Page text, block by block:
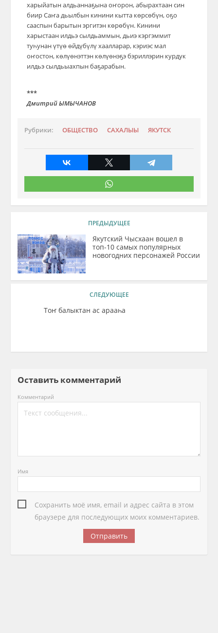
харыйатын алдьаннаҕына оҥорон, абырахтаан син
биир Саҥа дьылбын кинини кытта көрсөбүн, оҕо
сааспын барытын эргитэн көрөбүн. Кинини
харыстаан илдьэ сылдьаммын, дьиэ кэргэммит
туһунан үтүө өйдүбүлү хаалларар, кэриэс мал
оҥостон, көлүөнэттэн көлүөнэҕэ бэриллэрин курдук
илдьэ сылдьыахпын баҕарабын.
***
Дмитрий ЫМЫЧАНОВ
Рубрики: ОБЩЕСТВО САХАЛЫЫ ЯКУТСК
ПРЕДЫДУЩЕЕ
Якутский Чысхаан вошел в
топ-10 самых популярных
новогодних персонажей России
СЛЕДУЮЩЕЕ
Тоҥ балыктан ас арааһа
Оставить комментарий
Комментарий
Имя
Сохранить моё имя, email и адрес сайта в этом
браузере для последующих моих комментариев.